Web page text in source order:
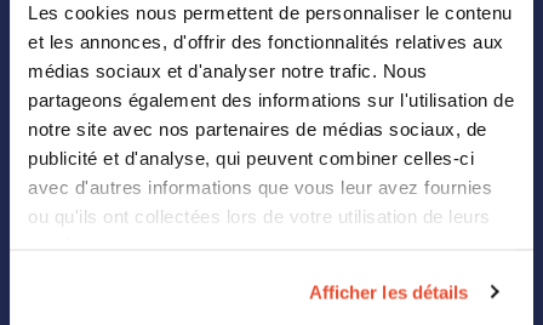
Les cookies nous permettent de personnaliser le contenu
et les annonces, d'offrir des fonctionnalités relatives aux
médias sociaux et d'analyser notre trafic. Nous
partageons également des informations sur l'utilisation de
notre site avec nos partenaires de médias sociaux, de
publicité et d'analyse, qui peuvent combiner celles-ci
avec d'autres informations que vous leur avez fournies
ou qu'ils ont collectées lors de votre utilisation de leurs
Afficher les détails
Analytics
Landing Page Builder
Digital Shelf
Retail Media